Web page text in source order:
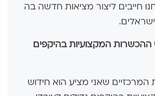
חייבים ליצור מציאות חדשה בה
חידוש ההכשרות המקצועיות בהיקפים
המרכזיים שאני מציע הוא חידוש